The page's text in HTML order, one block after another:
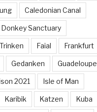
Caledonian Canal
Donkey Sanctuary
Faial Frankfurt
Gedanken Guadeloupe
2021 Isle of Man
Karibik Katzen Kuba